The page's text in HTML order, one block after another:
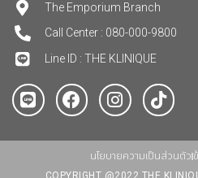
The Emporium Branch
Call Center : 080-000-9800
Line ID : THE KLINIQUE
นโยบายความเป็นส่วนตัว
COPYRIGHT @2022 THE